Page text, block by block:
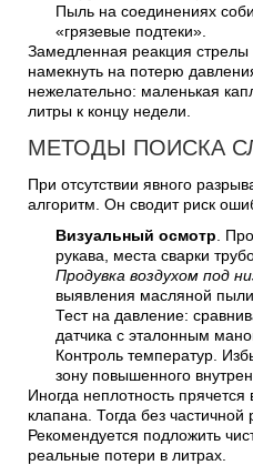
Пыль на соединениях
«грязевые подтеки».
Замедленная реакция
намекнуть на потерю
нежелательно: маленькая
литры к концу недели.
МЕТОДЫ ПОИСКА
При отсутствии явного
алгоритм. Он сводит риск
Визуальный осмотр .
рукава, места сварки
Продувка воздухом под
выявления масляной
Тест на давление:
датчика с эталонным
Контроль температур.
зону повышенного
Иногда неплотность прячется
клапана. Тогда без частичной
Рекомендуется подложить
реальные потери в литрах.